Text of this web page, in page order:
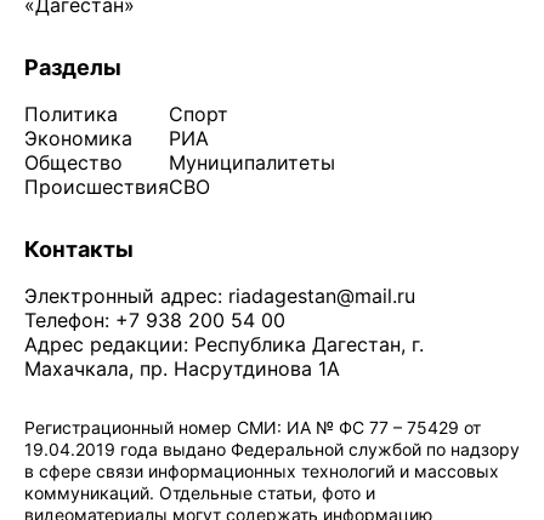
«Дагестан»
Разделы
Политика
Экономика
Общество
Происшествия
Спорт
РИА
Муниципалитеты
СВО
Контакты
Электронный адрес: riadagestan@mail.ru
Телефон: +7 938 200 54 00
Адрес редакции: Республика Дагестан, г.
Махачкала, пр. Насрутдинова 1А
Регистрационный номер СМИ: ИА № ФС 77 – 75429 от
19.04.2019 года выдано Федеральной службой по надзору
в сфере связи информационных технологий и массовых
коммуникаций. Отдельные статьи, фото и
видеоматериалы могут содержать информацию